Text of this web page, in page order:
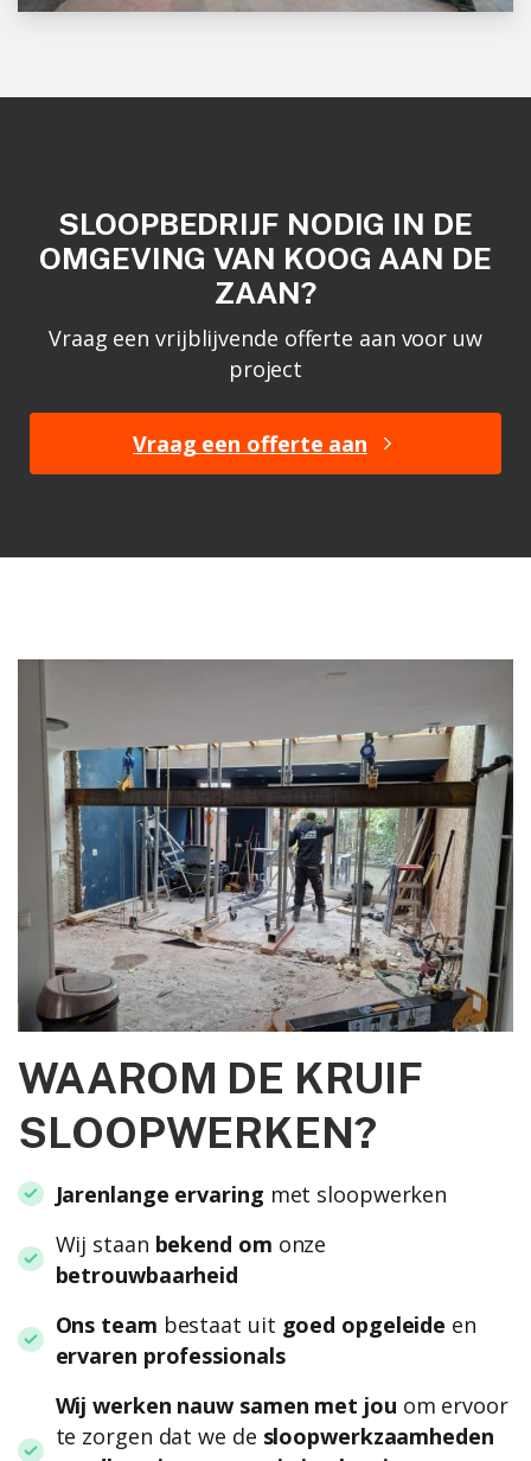
SLOOPBEDRIJF NODIG IN DE
OMGEVING VAN KOOG AAN DE
ZAAN?
Vraag een vrijblijvende offerte aan voor uw
project
Vraag een offerte aan
WAAROM DE KRUIF
SLOOPWERKEN?
Jarenlange ervaring met sloopwerken
Wij staan bekend om onze
betrouwbaarheid
Ons team bestaat uit goed opgeleide en
ervaren professionals
Wij werken nauw samen met jou om ervoor
te zorgen dat we de sloopwerkzaamheden